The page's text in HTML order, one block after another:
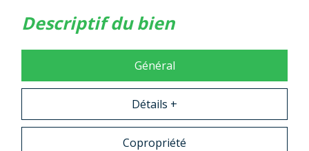
descriptif du bien
Général
Détails +
Copropriété